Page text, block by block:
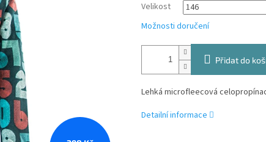
Velikost
Možnosti doručení
Přidat do
Lehká microfleecová
Detailní informace